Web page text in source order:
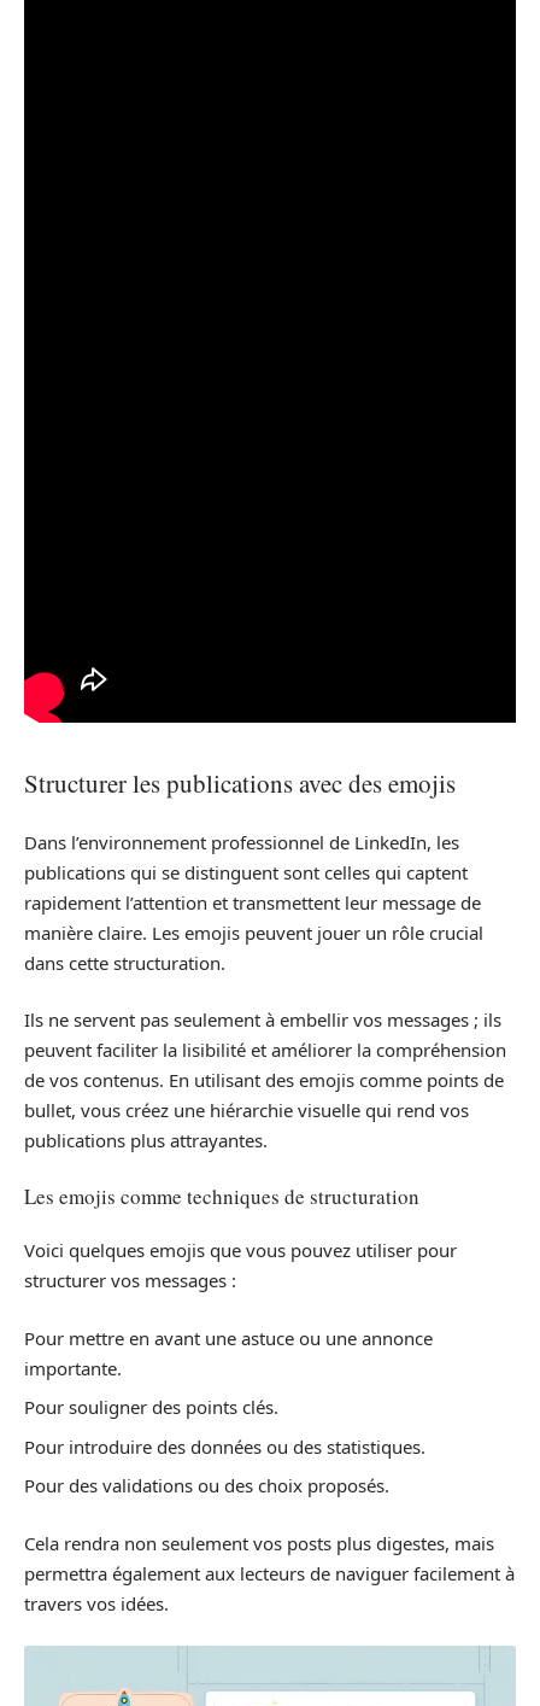
Structurer les publications avec des emojis
Dans l’environnement professionnel de LinkedIn, les
publications qui se distinguent sont celles qui captent
rapidement l’attention et transmettent leur message de
manière claire. Les emojis peuvent jouer un rôle crucial
dans cette structuration.
Ils ne servent pas seulement à embellir vos messages ; ils
peuvent faciliter la lisibilité et améliorer la compréhension
de vos contenus. En utilisant des emojis comme points de
bullet, vous créez une hiérarchie visuelle qui rend vos
publications plus attrayantes.
Les emojis comme techniques de structuration
Voici quelques emojis que vous pouvez utiliser pour
structurer vos messages :
Pour mettre en avant une astuce ou une annonce
importante.
Pour souligner des points clés.
Pour introduire des données ou des statistiques.
Pour des validations ou des choix proposés.
Cela rendra non seulement vos posts plus digestes, mais
permettra également aux lecteurs de naviguer facilement à
travers vos idées.